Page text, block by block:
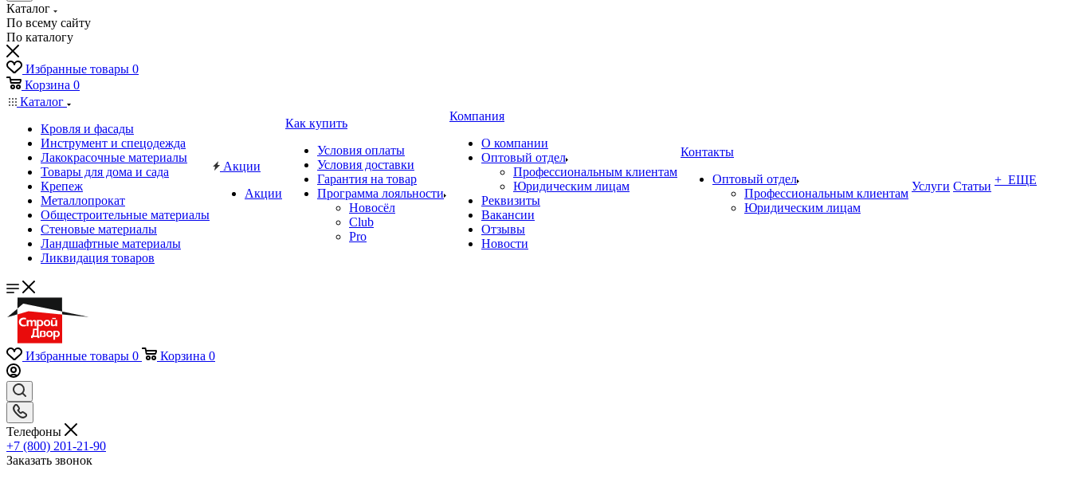
Каталог
По всему сайту
По каталогу
Избранные товары 0
Корзина 0
Каталог
Кровля и фасады
Инструмент и спецодежда
Лакокрасочные материалы
Товары для дома и сада
Крепеж
Металлопрокат
Общестроительные материалы
Стеновые материалы
Ландшафтные материалы
Ликвидация товаров
Акции
Акции
Как купить
Условия оплаты
Условия доставки
Гарантия на товар
Программа лояльности
Новосёл
Club
Pro
Компания
О компании
Оптовый отдел
Профессиональным клиентам
Юридическим лицам
Реквизиты
Вакансии
Отзывы
Новости
Контакты
Оптовый отдел
Профессиональным клиентам
Юридическим лицам
Услуги Статьи + ЕЩЕ
Избранные товары 0 Корзина 0
Телефоны
+7 (800) 201-21-90
Заказать звонок